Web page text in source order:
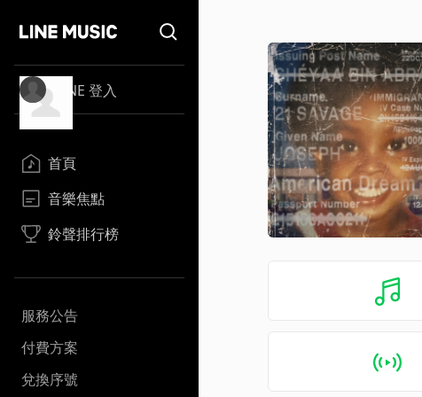
LINE 登入
首頁
音樂焦點
鈴聲排行榜
服務公告
付費方案
兌換序號